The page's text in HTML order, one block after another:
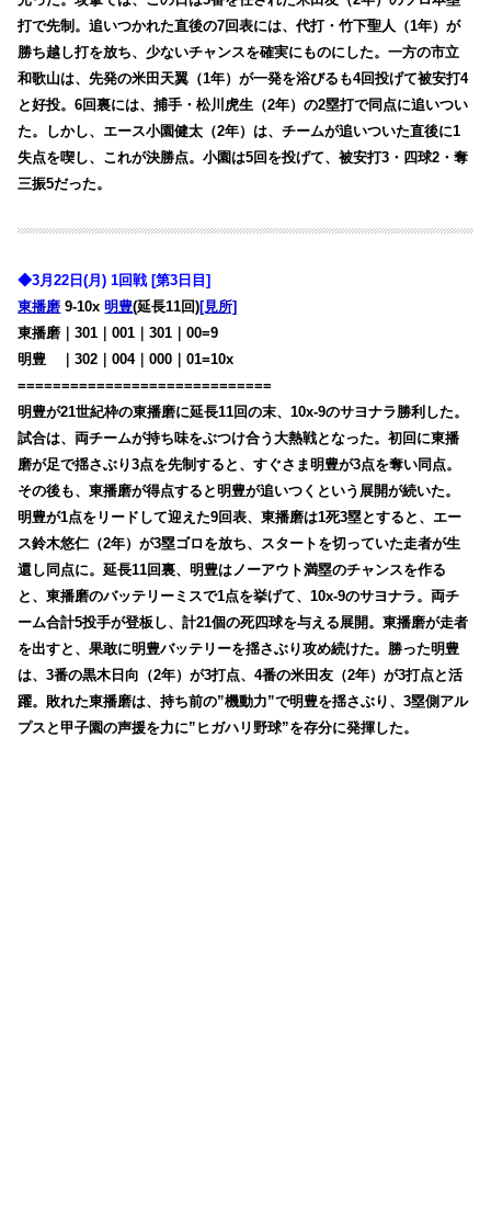
打で先制。追いつかれた直後の7回表には、代打・竹下聖人（1年）が
勝ち越し打を放ち、少ないチャンスを確実にものにした。一方の市立
和歌山は、先発の米田天翼（1年）が一発を浴びるも4回投げて被安打4
と好投。6回裏には、捕手・松川虎生（2年）の2塁打で同点に追いつい
た。しかし、エース小園健太（2年）は、チームが追いついた直後に1
失点を喫し、これが決勝点。小園は5回を投げて、被安打3・四球2・奪
三振5だった。
◆3月22日(月) 1回戦 [第3日目]
東播磨 9-10x明豊(延長11回)[見所]
東播磨｜301｜001｜301｜00=9
明豊
｜302｜004｜000｜01=10x
=============================
明豊が21世紀枠の東播磨に延長11回の末、10x-9のサヨナラ勝利した。
試合は、両チームが持ち味をぶつけ合う大熱戦となった。初回に東播
磨が足で揺さぶり3点を先制すると、すぐさま明豊が3点を奪い同点。
その後も、東播磨が得点すると明豊が追いつくという展開が続いた。
明豊が1点をリードして迎えた9回表、東播磨は1死3塁とすると、エー
ス鈴木悠仁（2年）が3塁ゴロを放ち、スタートを切っていた走者が生
還し同点に。延長11回裏、明豊はノーアウト満塁のチャンスを作る
と、東播磨のバッテリーミスで1点を挙げて、10x-9のサヨナラ。両チ
ーム合計5投手が登板し、計21個の死四球を与える展開。東播磨が走者
を出すと、果敢に明豊バッテリーを揺さぶり攻め続けた。勝った明豊
は、3番の黒木日向（2年）が3打点、4番の米田友（2年）が3打点と活
躍。敗れた東播磨は、持ち前の”機動力”で明豊を揺さぶり、3塁側アル
プスと甲子園の声援を力に”ヒガハリ野球”を存分に発揮した。